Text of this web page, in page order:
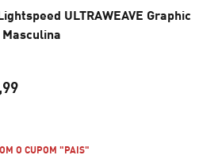
ULTRAWEAVE Graphic
Masculina
O CUPOM "PAIS"